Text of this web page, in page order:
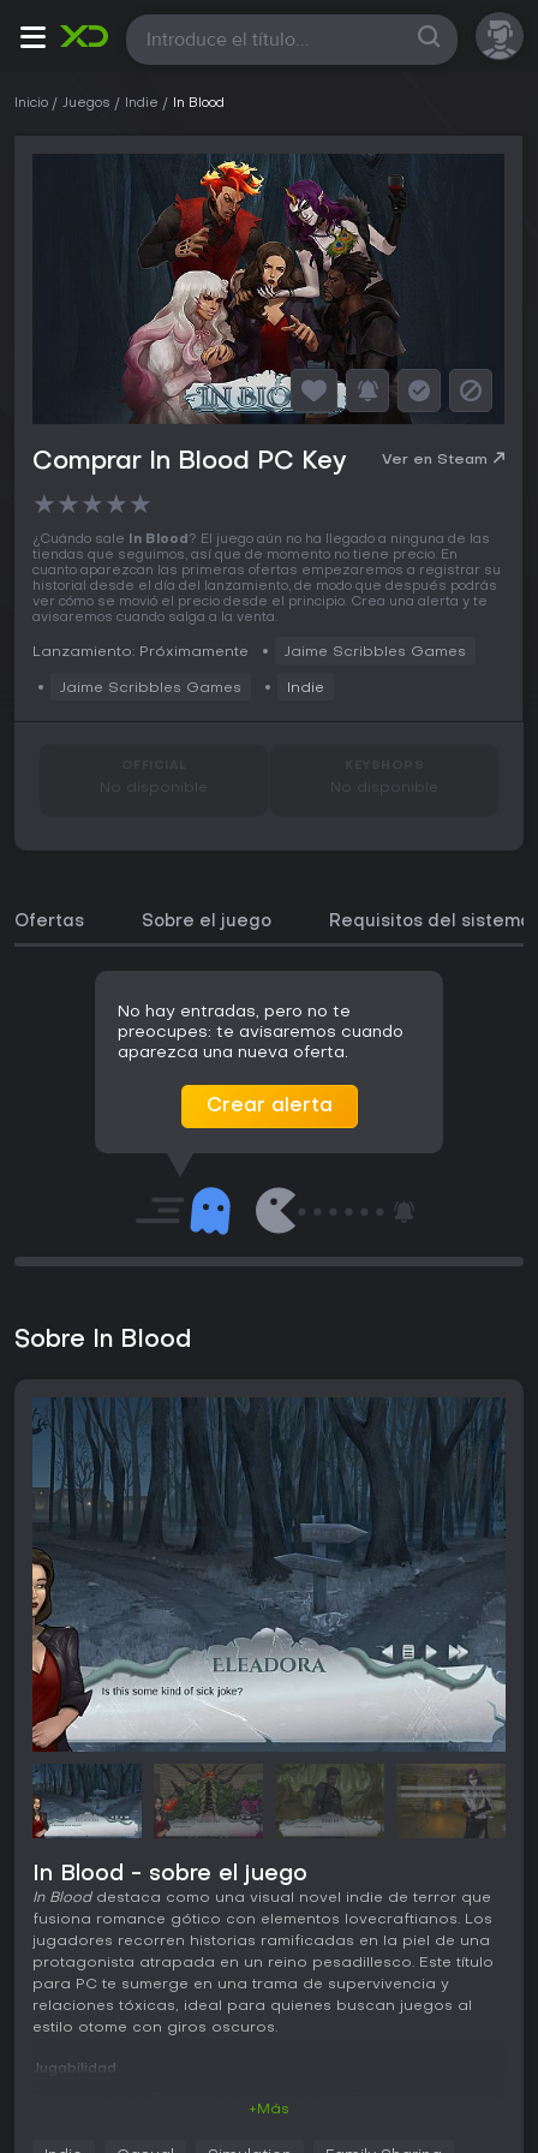
Todas
Inicio Juegos Indie In Blood
Comprar In Blood PC Key Ver en Steam
★★★★★
¿Cuándo sale In Blood? El juego aún no ha llegado a ninguna de las
tiendas que seguimos, así que de momento no tiene precio. En
cuanto aparezcan las primeras ofertas empezaremos a registrar su
historial desde el día del lanzamiento, de modo que después podrás
ver cómo se movió el precio desde el principio. Crea una alerta y te
avisaremos cuando salga a la venta.
Lanzamiento: Próximamente Jaime Scribbles Games
Jaime Scribbles Games Indie
No disponible No disponible
Ofertas Sobre el juego Requisitos del sistema
No hay entradas, pero no te
preocupes: te avisaremos cuando
aparezca una nueva oferta.
Crear alerta
Sobre In Blood
In Blood - sobre el juego
In Blooddestaca como una visual novel indie de terror que
fusiona romance gótico con elementos lovecraftianos. Los
jugadores recorren historias ramificadas en la piel de una
protagonista atrapada en un reino pesadillesco. Este título
para PC te sumerge en una trama de supervivencia y
relaciones tóxicas, ideal para quienes buscan juegos al
estilo otome con giros oscuros.
Jugabilidad
+Más